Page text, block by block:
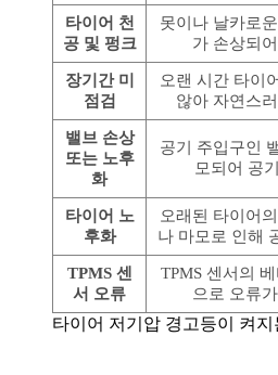
타이어 천
공 및 펑크
못이나 날카로
가 손상되
장기간 미
점검
오랜 시간 타이
않아 자연스
밸브 손상
또는 노후
화
공기 주입구인
모되어 공
타이어 노
후화
오래된 타이어
나 마모로 인해
TPMS 센
서 오류
TPMS 센서의
으로 오류
타이어 저기압 경고등이 켜지